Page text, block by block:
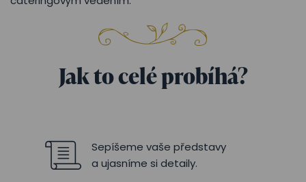
Jak to celé probíhá?
Sepíšeme vaše představy
a ujasníme si detaily.